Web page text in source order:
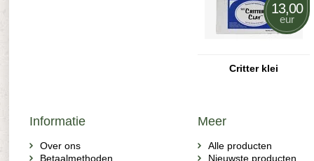
13,00
eur
Critter klei
Informatie
Over ons
Betaalmethoden
Meer
Alle producten
Nieuwste producten